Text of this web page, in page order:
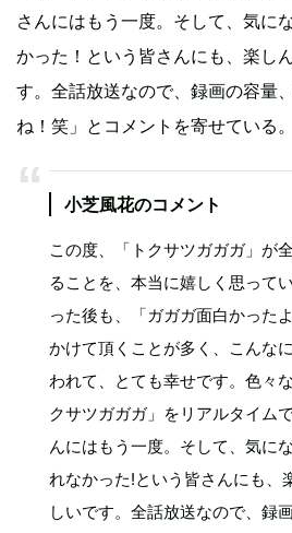
さんにはもう一度。そして、気に
かった！という皆さんにも、楽し
す。全話放送なので、録画の容量
ね！笑」とコメントを寄せている。
小芝風花のコメント
この度、「トクサツガガガ」が
ることを、本当に嬉しく思って
った後も、「ガガガ面白かった
かけて頂くことが多く、こんな
われて、とても幸せです。色々
クサツガガガ」をリアルタイム
んにはもう一度。そして、気に
れなかった!という皆さんにも、
しいです。全話放送なので、録